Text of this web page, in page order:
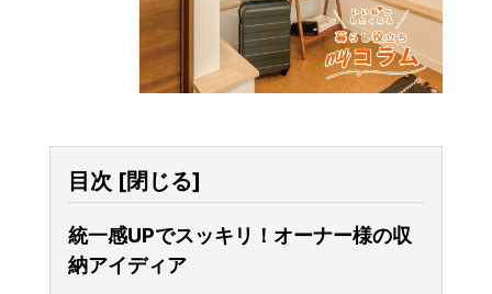
目次 [閉じる]
統一感UPでスッキリ！オーナー様の収
納アイディア